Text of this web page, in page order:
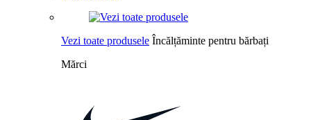
Vezi toate produsele Încălțăminte pentru bărbați
Mărci